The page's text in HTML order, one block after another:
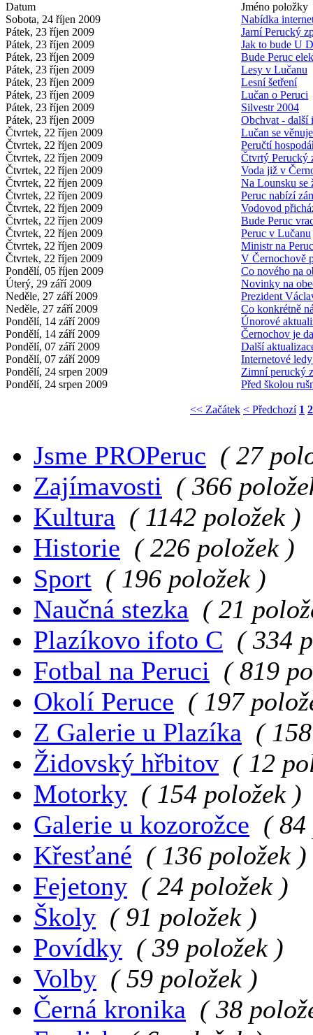
Datum
Jméno položky
Sobota, 24 říjen 2009
Nabídka
Pátek, 23 říjen 2009
Jarní Perucký
Pátek, 23 říjen 2009
Jak to bude U
Pátek, 23 říjen 2009
Bude Peruc
Pátek, 23 říjen 2009
Lesy v Lučanu
Pátek, 23 říjen 2009
Lesní šetření
Pátek, 23 říjen 2009
Lučan o Peruci
Pátek, 23 říjen 2009
Silvestr 2004
Pátek, 23 říjen 2009
Obchvat - další
Čtvrtek, 22 říjen 2009
Lučan se
Čtvrtek, 22 říjen 2009
Peručtí
Čtvrtek, 22 říjen 2009
Čtvrtý Perucký
Čtvrtek, 22 říjen 2009
Voda již v
Čtvrtek, 22 říjen 2009
Na Lounsku se
Čtvrtek, 22 říjen 2009
Peruc nabízí
Čtvrtek, 22 říjen 2009
Vodovod
Čtvrtek, 22 říjen 2009
Bude Peruc
Čtvrtek, 22 říjen 2009
Peruc v Lučanu
Čtvrtek, 22 říjen 2009
Ministr na
Čtvrtek, 22 říjen 2009
V Černochově
Pondělí, 05 říjen 2009
Co nového na
Úterý, 29 září 2009
Novinky na
Neděle, 27 září 2009
Prezident
Neděle, 27 září 2009
Co konkrétně
Pondělí, 14 září 2009
Únorové
Pondělí, 14 září 2009
Černochov je
Pondělí, 07 září 2009
Další
Pondělí, 07 září 2009
Internetové
Pondělí, 24 srpen 2009
Zimní perucký
Pondělí, 24 srpen 2009
Před školou
<< Začátek < Předchozí 1 2
Jsme PROPeruc ( 27
Zajímavosti ( 366
Kultura ( 1142 položek )
Historie ( 226 položek )
Sport ( 196 položek )
Naučná stezka ( 21
Plazíkovo ifoto C ( 334
Fotbal na Peruci ( 819
Okolí Peruce ( 197
Z Galerie u Plazíka (
Židovský hřbitov ( 12
Motorky ( 154 položek )
Galerie u kozorožce ( 84
Křesťané ( 136 položek )
Fejetony ( 24 položek )
Školy ( 91 položek )
Povídky ( 39 položek )
Volby ( 59 položek )
Černá kronika ( 38